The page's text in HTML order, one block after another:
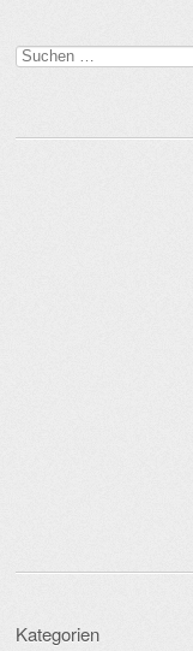
Suchen
nach:
Kategorien